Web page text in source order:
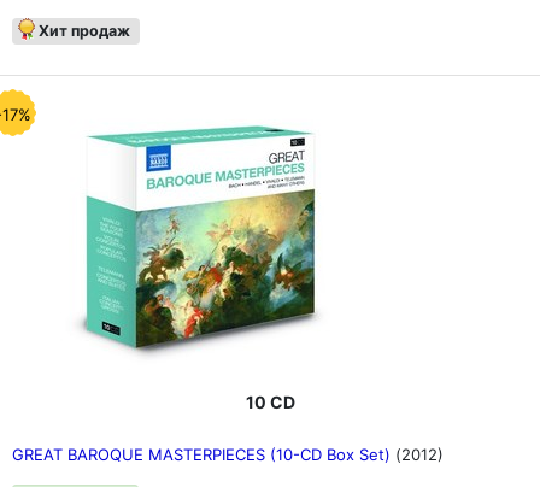
Хит продаж
10 CD
GREAT BAROQUE MASTERPIECES (10-CD Box Set) (2012)